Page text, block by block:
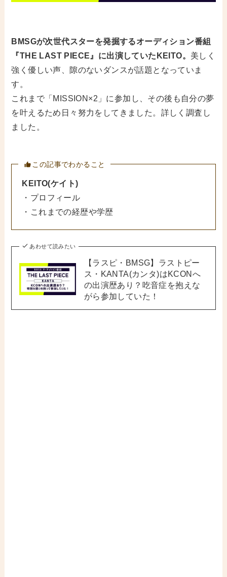
BMSGが次世代スターを発掘するオーディション番組
『THE LAST PIECE』に出演していたKEITO。 美しく
強く優しい声、隙のないダンスが話題となっていま
す。
これまで「MISSION×2」に参加し、その後も自分の夢
を叶えるため日々努力をしてきました。詳しく調査し
ました。
この記事でわかること
KEITO(ケイト)
・プロフィール
・これまでの経歴や学歴
あわせて読みたい
【ラスピ・BMSG】ラストピー
ス・KANTA(カンタ)はKCONへ
の出演歴あり？吃音症を抱えな
がら参加していた！